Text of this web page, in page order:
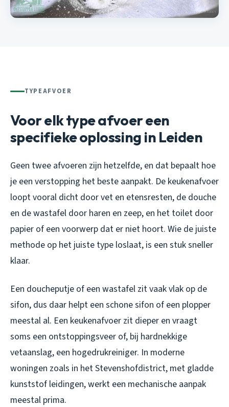
TYPEAFVOER
Voor elk type afvoer een
specifieke oplossing in Leiden
Geen twee afvoeren zijn hetzelfde, en dat bepaalt hoe
je een verstopping het beste aanpakt. De keukenafvoer
loopt vooral dicht door vet en etensresten, de douche
en de wastafel door haren en zeep, en het toilet door
papier of een voorwerp dat er niet hoort. Wie de juiste
methode op het juiste type loslaat, is een stuk sneller
klaar.
Een doucheputje of een wastafel zit vaak vlak op de
sifon, dus daar helpt een schone sifon of een plopper
meestal al. Een keukenafvoer zit dieper en vraagt
soms een ontstoppingsveer of, bij hardnekkige
vetaanslag, een hogedrukreiniger. In moderne
woningen zoals in het Stevenshofdistrict, met gladde
kunststof leidingen, werkt een mechanische aanpak
meestal prima.